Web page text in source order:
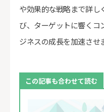
や効果的な戦略まで詳し
び、ターゲットに響くコ
ジネスの成長を加速させ